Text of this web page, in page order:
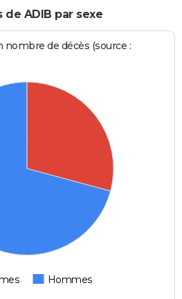
ADIB par sexe
de décès (source :
Hommes